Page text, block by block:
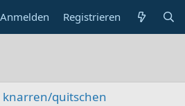
Anmelden Registrieren
quitschen